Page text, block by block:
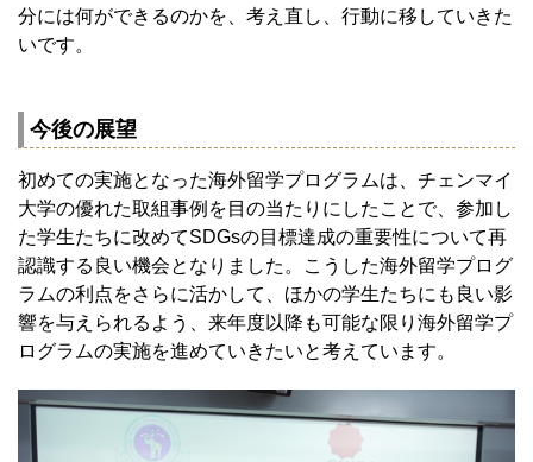
分には何ができるのかを、考え直し、行動に移していきた
いです。
今後の展望
初めての実施となった海外留学プログラムは、チェンマイ
大学の優れた取組事例を目の当たりにしたことで、参加し
た学生たちに改めてSDGsの目標達成の重要性について再
認識する良い機会となりました。こうした海外留学プログ
ラムの利点をさらに活かして、ほかの学生たちにも良い影
響を与えられるよう、来年度以降も可能な限り海外留学プ
ログラムの実施を進めていきたいと考えています。